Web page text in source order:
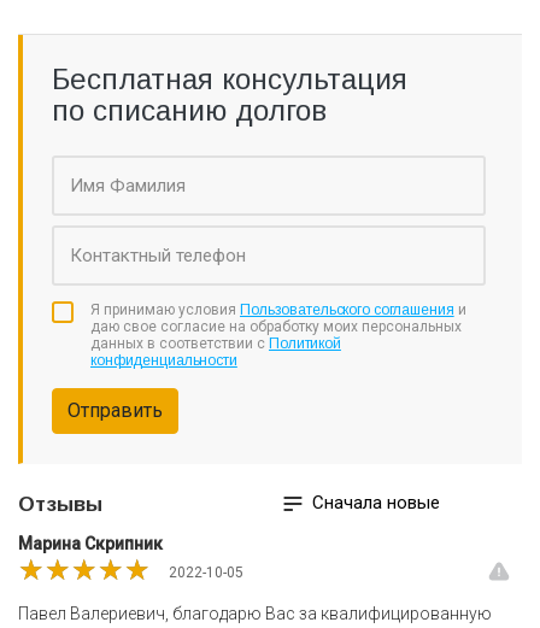
Бесплатная консультация
по списанию долгов
Я принимаю условия Пользовательского соглашения и
даю свое согласие на обработку моих персональных
данных в соответствии с Политикой
конфиденциальности
Отправить
Сначала новые
Отзывы
Марина Скрипник
2022-10-05
★★★★★
★★★★★
★★★★★
Павел Валериевич, благодарю Вас за квалифицированную